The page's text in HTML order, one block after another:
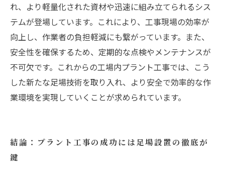
れ、より軽量化された資材や迅速に組み立てられるシス
テムが登場しています。これにより、工事現場の効率が
向上し、作業者の負担軽減にも繋がっています。また、
安全性を確保するため、定期的な点検やメンテナンスが
不可欠です。これからの工場内プラント工事では、こう
した新たな足場技術を取り入れ、より安全で効率的な作
業環境を実現していくことが求められています。
結論：プラント工事の成功には足場設置の徹底が
鍵